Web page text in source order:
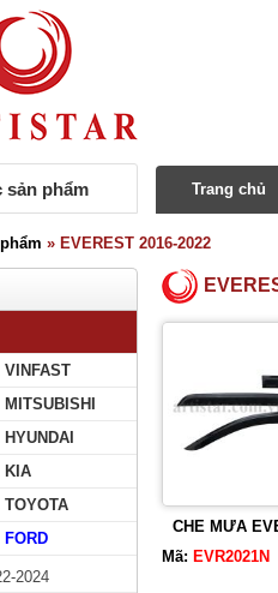
sản phẩm Trang chủ
» EVEREST 2016-2022
VINFAST
KIA
TOYOTA
FORD
2024
CHE MƯA
Mã: EVR2021N